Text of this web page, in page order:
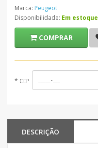
Marca: Peugeot
Disponibilidade: Em estoque
COMPRAR
* CEP
DESCRIÇÃO